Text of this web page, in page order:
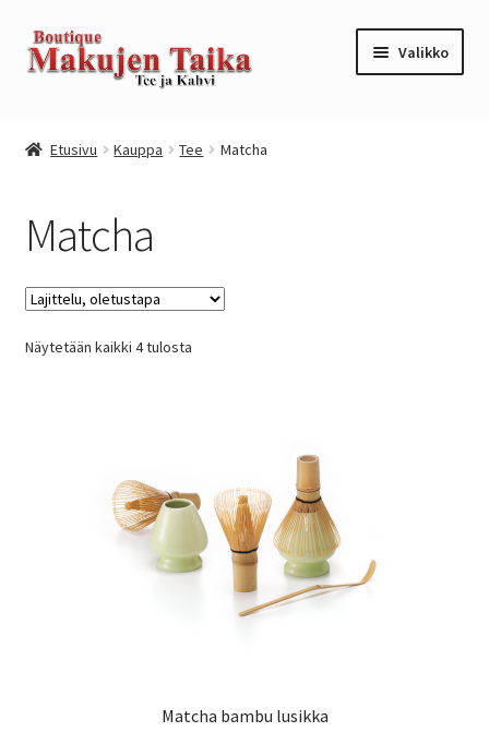
Siirry
navigointiin
Siirry
sisältöön
Valikko
Kassa
Kauppa
Oma tili
Etusivu Kauppa Tee Matcha
Matcha
Näytetään kaikki 4 tulosta
Matcha bambu lusikka